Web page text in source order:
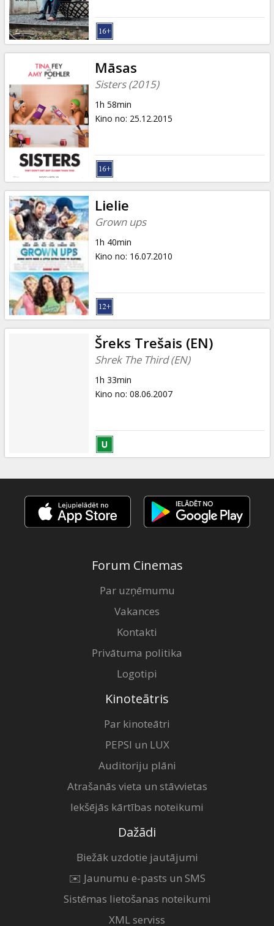
Māsas
Sisters (2015)
1h 58min
Kino no: 25.12.2015
Lielie
Grown ups
1h 40min
Kino no: 16.07.2010
Šreks Trešais (EN)
Shrek The Third (EN)
1h 33min
Kino no: 08.06.2007
Forum Cinemas
Par uzņēmumu
Vakances
Kontakti
Privātuma politika
Logotipi
Kinoteātris
Par kinoteātri
PEPSI un LUX
Auditoriju plāni
Atrašanās vieta un stāvvietas
Iekšējās kārtības noteikumi
Dažādi
Biežāk uzdotie jautājumi
✉️ Jaunumu e-pasts un SMS
Sistēmas lietošanas noteikumi
XML serviss